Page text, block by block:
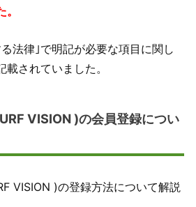
法律｣で明記が必要な項目に関し
されていました。
VISION )の会員登録につい
VISION )の登録方法について解説